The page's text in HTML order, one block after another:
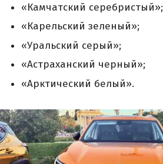
«Камчатский серебристый»;
«Карельский зеленый»;
«Уральский серый»;
«Астраханский черный»;
«Арктический белый».